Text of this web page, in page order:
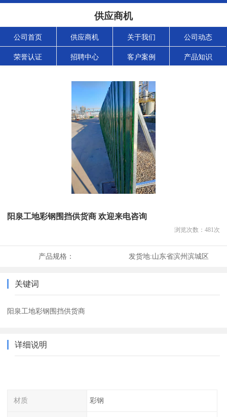
供应商机
公司首页 供应商机 关于我们 公司动态
荣誉认证 招聘中心 客户案例 产品知识
阳泉工地彩钢围挡供货商 欢迎来电咨询
浏览次数： 481次
产品规格： 发货地:山东省滨州滨城区
关键词
阳泉工地彩钢围挡供货商
详细说明
材质 彩钢